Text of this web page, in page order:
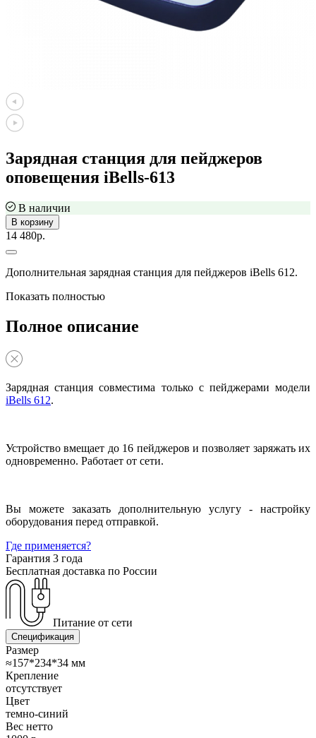
Зарядная станция для пейджеров
оповещения iBells-613
В наличии
В корзину
14 480р.
Дополнительная зарядная станция для пейджеров iBells 612.
Показать полностью
Полное описание
Зарядная станция совместима только с пейджерами модели
iBells 612.
Устройство вмещает до 16 пейджеров и позволяет заряжать их
одновременно. Работает от сети.
Вы можете заказать дополнительную услугу - настройку
оборудования перед отправкой.
Где применяется?
Гарантия 3 года
Бесплатная доставка по России
Питание от сети
Спецификация
Размер
≈157*234*34 мм
Крепление
отсутствует
Цвет
темно-синий
Вес нетто